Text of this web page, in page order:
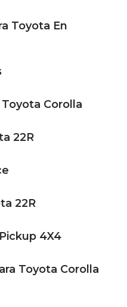
Toyota En
Corolla
22R
22R
4X4
Toyota Corolla